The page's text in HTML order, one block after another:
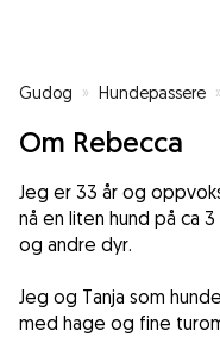
Gudog » Hundepassere »
Om Rebecca
Jeg er 33 år og
nå en liten hund på ca
og andre dyr.
Jeg og Tanja som
med hage og fine